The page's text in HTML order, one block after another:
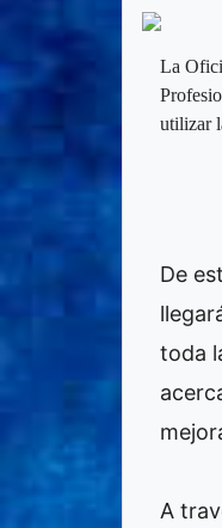
La
utilizar
De
toda
A